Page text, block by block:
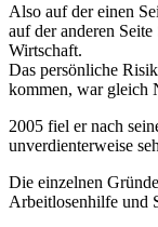
Also auf der einen
auf der anderen
Wirtschaft.
Das persönliche
kommen, war gleich
2005 fiel er nach
unverdienterweise
Die einzelnen
Arbeitlosenhilfe und